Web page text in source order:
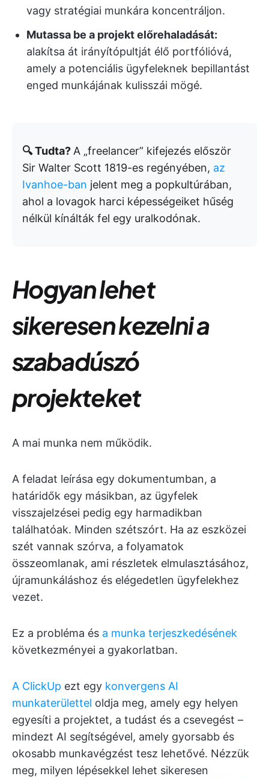
vagy stratégiai munkára koncentráljon.
Mutassa be a projekt előrehaladását:
alakítsa át irányítópultját élő portfólióvá,
amely a potenciális ügyfeleknek bepillantást
enged munkájának kulisszái mögé.
🔍 Tudta? A „freelancer” kifejezés először
Sir Walter Scott 1819-es regényében, az
Ivanhoe-ban jelent meg a popkultúrában,
ahol a lovagok harci képességeiket hűség
nélkül kínálták fel egy uralkodónak.
Hogyan lehet
sikeresen kezelni a
szabadúszó
projekteket
A mai munka nem működik.
A feladat leírása egy dokumentumban, a
határidők egy másikban, az ügyfelek
visszajelzései pedig egy harmadikban
találhatóak. Minden szétszórt. Ha az eszközei
szét vannak szórva, a folyamatok
összeomlanak, ami részletek elmulasztásához,
újramunkáláshoz és elégedetlen ügyfelekhez
vezet.
Ez a probléma és a munka terjeszkedésének
következményei a gyakorlatban.
A ClickUp ezt egy konvergens AI
munkaterülettel oldja meg, amely egy helyen
egyesíti a projektet, a tudást és a csevegést –
mindezt AI segítségével, amely gyorsabb és
okosabb munkavégzést tesz lehetővé. Nézzük
meg, milyen lépésekkel lehet sikeresen